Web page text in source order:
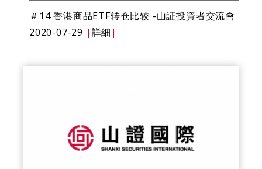
＃14 香港商品ETF转仓比较 -山証投資者交流會
2020-07-29 | 詳細 |